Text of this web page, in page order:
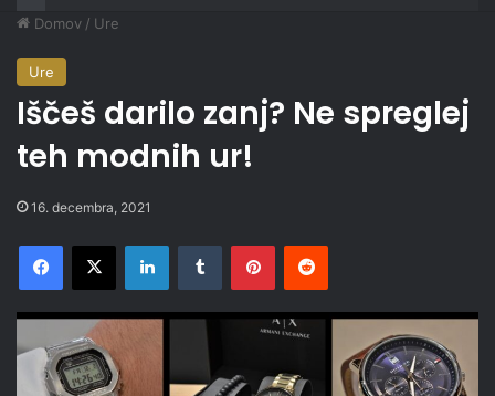
Domov / Ure
Ure
Iščeš darilo zanj? Ne spreglej
teh modnih ur!
16. decembra, 2021
Facebook
X LinkedInTumblr PinterestReddit